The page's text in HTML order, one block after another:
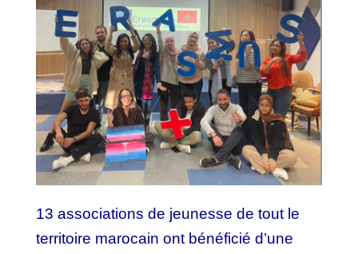
13 associations de jeunesse de tout le
territoire marocain ont bénéficié d’une